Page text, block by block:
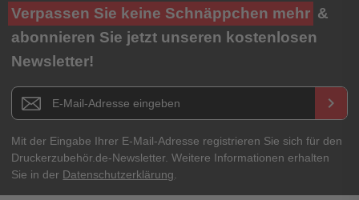
Verpassen Sie keine Schnäppchen mehr &
abonnieren Sie jetzt unseren kostenlosen
Newsletter!
Newsletter E-Mail Adresse keyboard_arrow_right
Mit der Eingabe Ihrer E-Mail-Adresse registrieren Sie sich für den
Druckerzubehör.de-Newsletter. Weitere Informationen erhalten
Sie in der Datenschutzerklärung.